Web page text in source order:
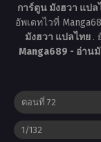
การ์ตูน มังฮวา แปล
อัพเดทไวที่
มังฮวา แปลไทย .
Manga689 - อ่าน